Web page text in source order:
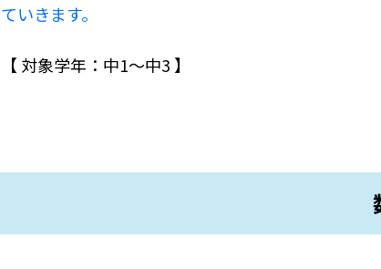
ていきます。
【 対象学年：中1〜中3 】